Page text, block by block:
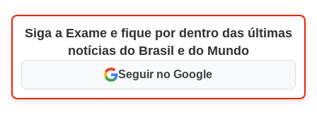
Siga a Exame e fique por dentro das últimas
notícias do Brasil e do Mundo
Seguir no Google